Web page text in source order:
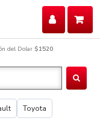
del Dolar $1520
Toyota